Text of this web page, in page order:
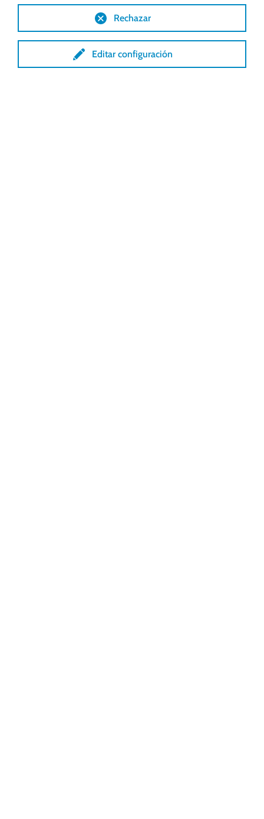
temperatura.
El efecto chimenea natural garantiza una
temperatura más uniforme en todo el
invernadero.
Además, el modelo puede adaptarse a
Editar configuración
Rechazar